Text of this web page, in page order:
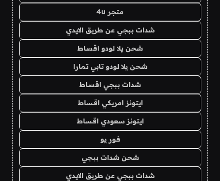
متجر 4u
شدات ببجي عن طريق الايدي
شحن يلا لودو اقساط
شحن يلا لودو تابي تمارا
شدات ببجي اقساط
ايتونز امريكي اقساط
ايتونز سعودي اقساط
فور يو
شحن شدات ببجي
شدات ببجي عن طريق الايدي